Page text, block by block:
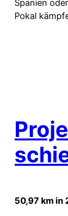
Spanien
Pokal
50,97 km in